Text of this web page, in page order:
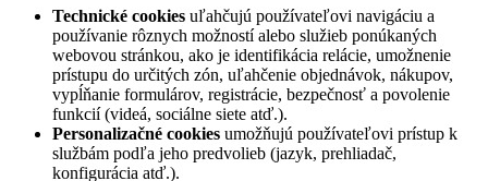
Technické cookies uľahčujú používateľovi navigáciu a
používanie rôznych možností alebo služieb ponúkaných
webovou stránkou, ako je identifikácia relácie, umožnenie
prístupu do určitých zón, uľahčenie objednávok, nákupov,
vypĺňanie formulárov, registrácie, bezpečnosť a povolenie
funkcií (videá, sociálne siete atď.).
Personalizačné cookies umožňujú používateľovi prístup k
službám podľa jeho predvolieb (jazyk, prehliadač,
konfigurácia atď.).